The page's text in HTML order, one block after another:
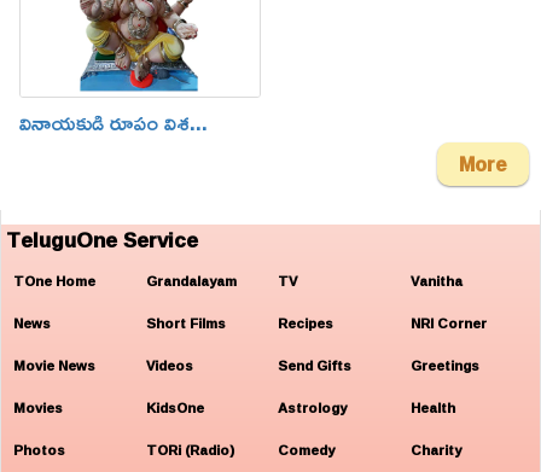
వినాయకుడి రూపం విశ...
More
TeluguOne Service
TOne Home
News
Movie News
Movies
Photos
Grandalayam
Short Films
Videos
KidsOne
TORi (Radio)
TV
Recipes
Send Gifts
Astrology
Comedy
Vanitha
NRI Corner
Greetings
Health
Charity